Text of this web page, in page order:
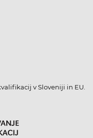
v Sloveniji in EU.